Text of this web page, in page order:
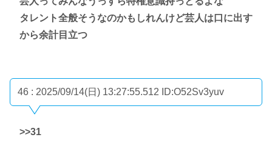
タレント全般そうなのかもしれんけど芸人は口に出す
から余計目立つ
46 : 2025/09/14(日) 13:27:55.512 ID:O52Sv3yuv
>>31